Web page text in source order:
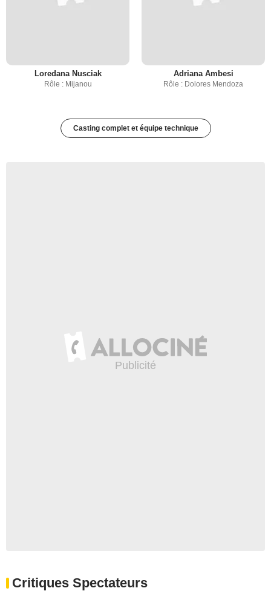
Loredana Nusciak
Rôle : Mijanou
Adriana Ambesi
Rôle : Dolores Mendoza
Casting complet et équipe technique
Critiques Spectateurs